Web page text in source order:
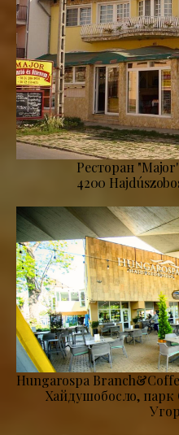
Ресторан
4200
Hungarospa
Хайдушобосло, парк